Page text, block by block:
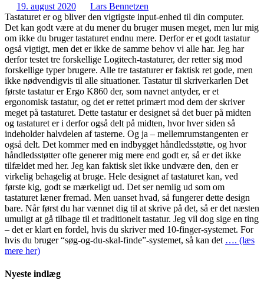
19. august 2020
Lars Bennetzen
Tastaturet er og bliver den vigtigste input-enhed til din computer.
Det kan godt være at du mener du bruger musen meget, men lur mig
om ikke du bruger tastaturet endnu mere. Derfor er et godt tastatur
også vigtigt, men det er ikke de samme behov vi alle har. Jeg har
derfor testet tre forskellige Logitech-tastaturer, der retter sig mod
forskellige typer brugere. Alle tre tastaturer er faktisk ret gode, men
ikke nødvendigvis til alle situationer. Tastatur til skriverkarlen Det
første tastatur er Ergo K860 der, som navnet antyder, er et
ergonomisk tastatur, og det er rettet primært mod dem der skriver
meget på tastaturet. Dette tastatur er designet så det buer på midten
og tastaturet er i derfor også delt på midten, hvor hver siden så
indeholder halvdelen af tasterne. Og ja – mellemrumstangenten er
også delt. Det kommer med en indbygget håndledsstøtte, og hvor
håndledsstøtter ofte generer mig mere end godt er, så er det ikke
tilfældet med her. Jeg kan faktisk slet ikke undvære den, den er
virkelig behagelig at bruge. Hele designet af tastaturet kan, ved
første kig, godt se mærkeligt ud. Det ser nemlig ud som om
tastaturet læner fremad. Men uanset hvad, så fungerer dette design
bare. Når først du har vænnet dig til at skrive på det, så er det næsten
umuligt at gå tilbage til et traditionelt tastatur. Jeg vil dog sige en ting
– det er klart en fordel, hvis du skriver med 10-finger-systemet. For
hvis du bruger “søg-og-du-skal-finde”-systemet, så kan det …. (læs
mere her)
Nyeste indlæg